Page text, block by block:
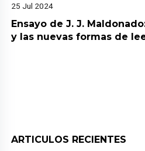
25 Jul 2024
Ensayo de J. J.
y las nuevas formas de
ARTICULOS RECIENTES